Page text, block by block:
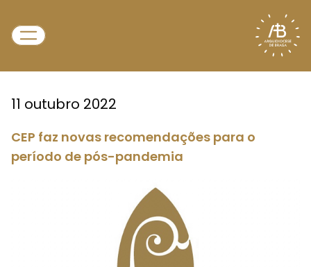
11 outubro 2022
CEP faz novas recomendações para o
período de pós-pandemia